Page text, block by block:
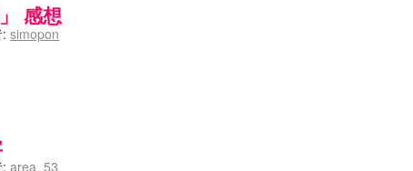
感想
simopon
area_53